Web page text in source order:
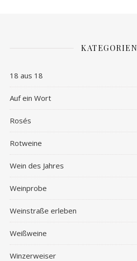
KATEGORIEN
18 aus 18
Auf ein Wort
Rosés
Rotweine
Wein des Jahres
Weinprobe
Weinstraße erleben
Weißweine
Winzerweiser